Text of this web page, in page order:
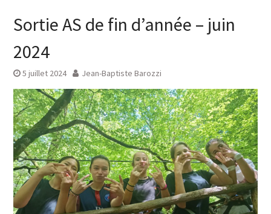
Sortie AS de fin d’année – juin
2024
5 juillet 2024 Jean-Baptiste Barozzi